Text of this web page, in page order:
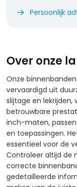
 Persoonlijk
Over onze
Onze
vervaardigd uit
slijtage en lekrijden,
betrouwbare
inch-maten,
en toepassingen.
essentieel voor de
Controleer altijd de
correcte
gedetailleerde